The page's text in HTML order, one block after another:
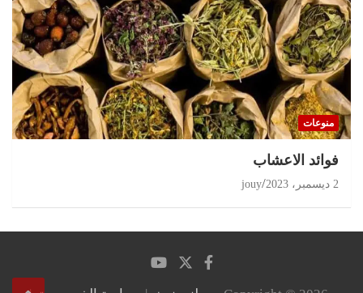
منوعات
‏فوائد الاعشاب
2 ديسمبر، 2023 jouy